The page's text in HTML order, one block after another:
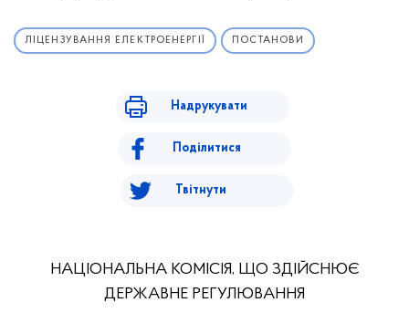
ЛІЦЕНЗУВАННЯ ЕЛЕКТРОЕНЕРГІЇ ПОСТАНОВИ
Надрукувати
Поділитися
Твітнути
НАЦІОНАЛЬНА КОМІСІЯ, ЩО ЗДІЙСНЮЄ
ДЕРЖАВНЕ РЕГУЛЮВАННЯ